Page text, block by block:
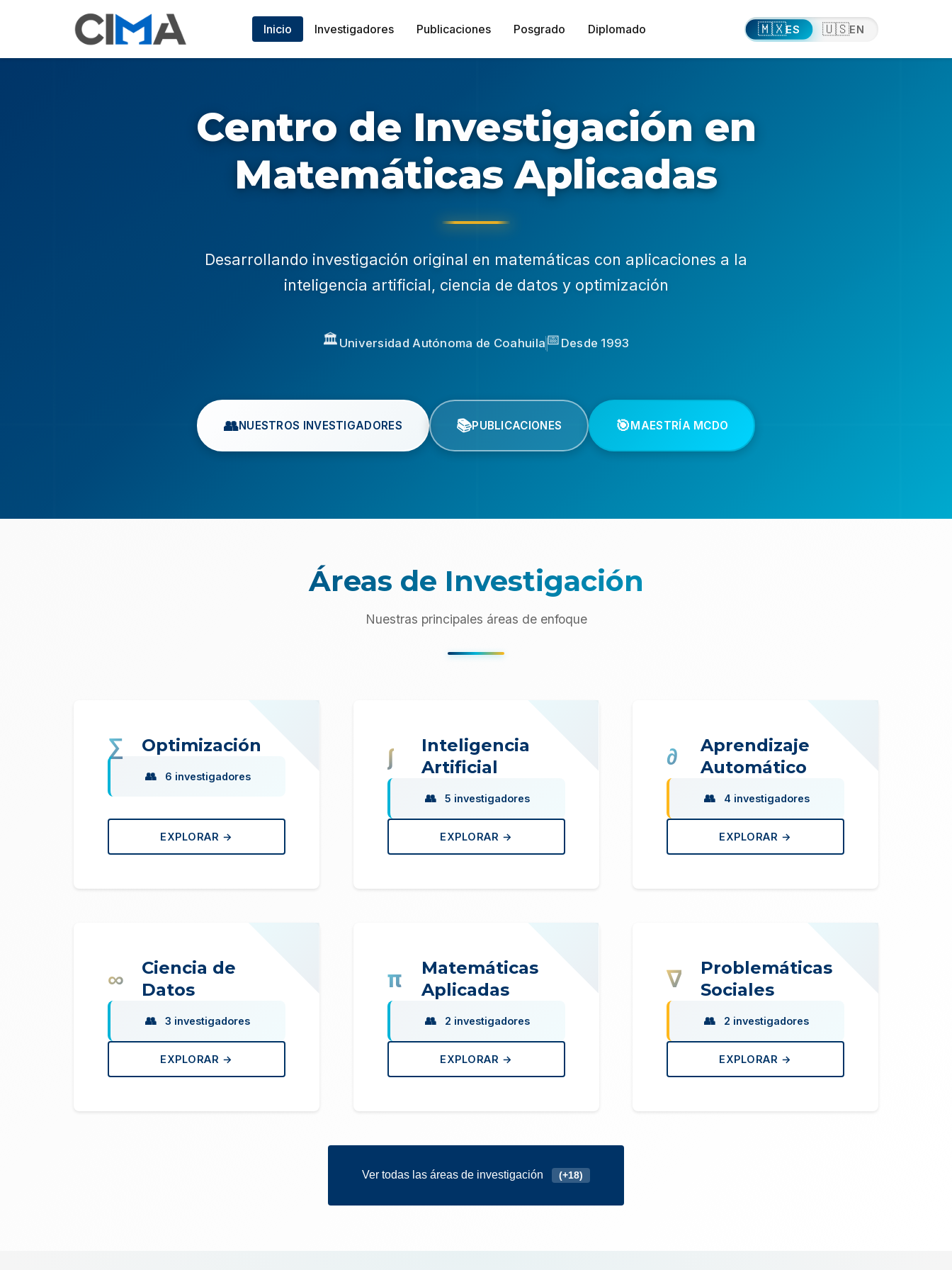
Inicio Investigadores Publicaciones Posgrado Diplomado 🇲🇽ES 🇺🇸EN
Centro de Investigación en
Matemáticas Aplicadas
Desarrollando investigación original en matemáticas con aplicaciones a la
inteligencia artificial, ciencia de datos y optimización
🏛️ Universidad Autónoma de Coahuila |
📅 Desde 1993
👥NUESTROS INVESTIGADORES 📚PUBLICACIONES 🎯MAESTRÍA MCDO
Áreas de Investigación
Nuestras principales áreas de enfoque
Optimización
6 investigadores
EXPLORAR →
Inteligencia
Artificial
5 investigadores
EXPLORAR →
Aprendizaje
Automático
4 investigadores
EXPLORAR →
Ciencia de
Datos
3 investigadores
EXPLORAR →
Matemáticas
Aplicadas
2 investigadores
EXPLORAR →
Problemáticas
Sociales
2 investigadores
EXPLORAR →
Ver todas las áreas de investigación (+18)